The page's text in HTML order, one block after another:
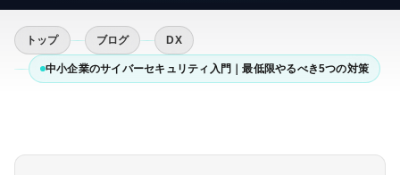
トップ ブログ DX
中小企業のサイバーセキュリティ入門｜最低限やるべき5つの対策